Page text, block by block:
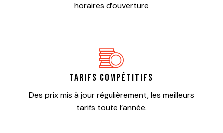
horaires d’ouverture
Tarifs compétitifs
Des prix mis à jour régulièrement, les meilleurs
tarifs toute l’année.